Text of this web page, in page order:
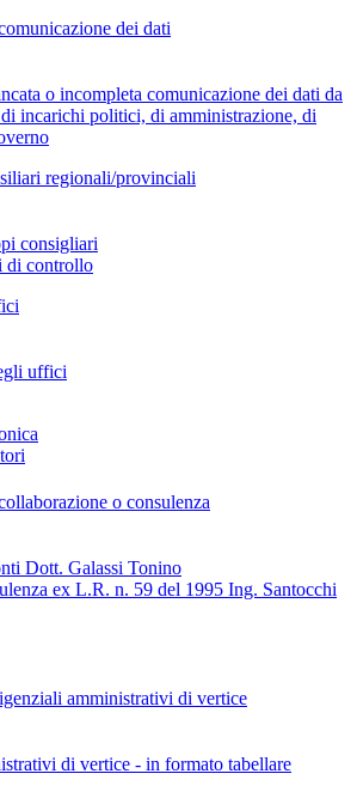
dei dati
o incompleta comunicazione dei dati da
incarichi politici, di amministrazione, di
regionali/provinciali
consigliari
di controllo
uffici
o consulenza
Dott. Galassi Tonino
ex L.R. n. 59 del 1995 Ing. Santocchi
amministrativi di vertice
di vertice - in formato tabellare